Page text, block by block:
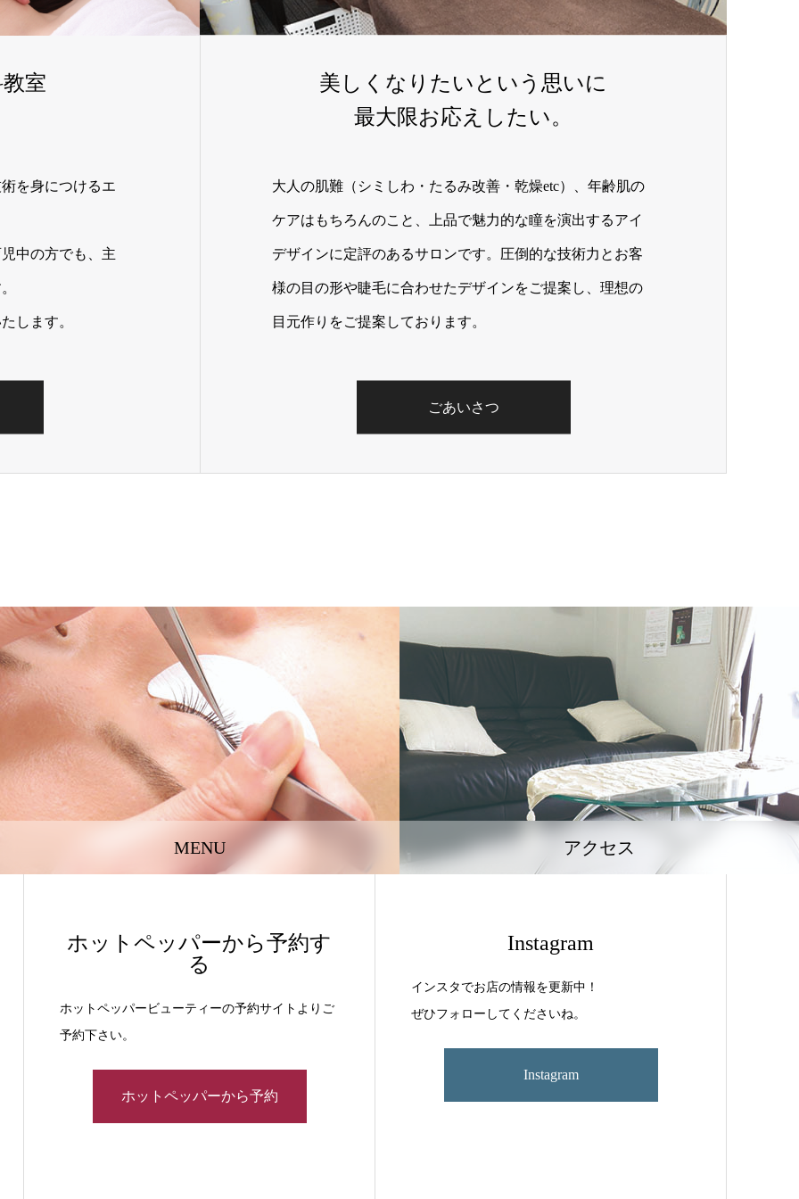
室
を身につけるエ
中の方でも、主
します。
美しくなりたいという思いに
最大限お応えしたい。
大人の肌難（シミしわ・たるみ改善・乾燥etc）、年齢肌の
ケアはもちろんのこと、上品で魅力的な瞳を演出するアイ
デザインに定評のあるサロンです。圧倒的な技術力とお客
様の目の形や睫毛に合わせたデザインをご提案し、理想の
目元作りをご提案しております。
ごあいさつ
MENU アクセス
ホットペッパーから予約す
る
ホットペッパービューティーの予約サイトよりご
予約下さい。
ホットペッパーから予約
Instagram
インスタでお店の情報を更新中！
ぜひフォローしてくださいね。
Instagram